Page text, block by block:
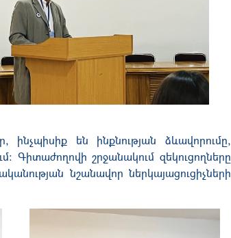
են ինքնության ձևավորումը,
Գիտաժողովի շրջանակում զեկուցողները
նշանավոր ներկայացուցիչների